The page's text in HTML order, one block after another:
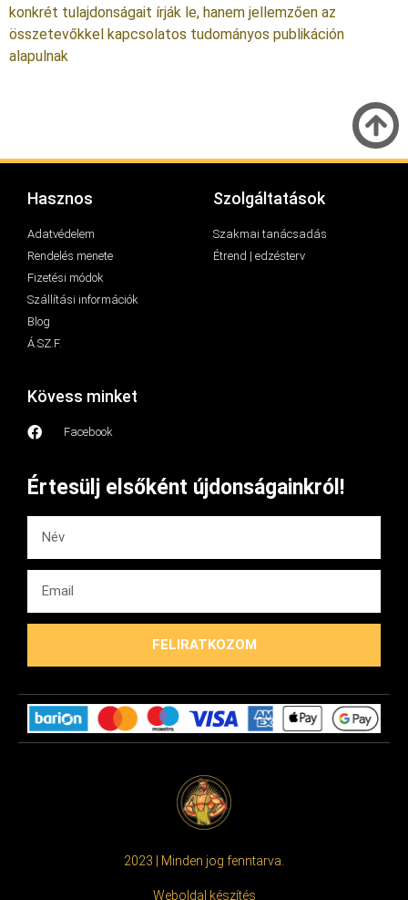
konkrét tulajdonságait írják le, hanem jellemzően az
összetevőkkel kapcsolatos tudományos publikáción
alapulnak
Hasznos
Adatvédelem
Rendelés menete
Fizetési módok
Szállítási információk
Blog
Á.SZ.F.
Szolgáltatások
Szakmai tanácsadás
Étrend | edzésterv
Kövess minket
Facebook
Értesülj elsőként újdonságainkról!
FELIRATKOZOM
2023 | Minden jog fenntarva.
Weboldal készítés